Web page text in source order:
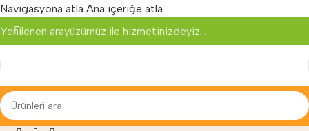
Navigasyona atla Ana içeriğe atla
Yenilenen arayüzümüz ile hizmetinizdeyiz...
» Anaokulu Malzemeleri